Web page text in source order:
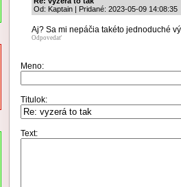
Od: Kaptain | Pridané: 2023-05-09 14:08:35
Aj? Sa mi nepáčia takéto jednoduché
Odpovedať
Meno:
Titulok:
Text: